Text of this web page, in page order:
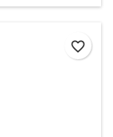
favorite_border